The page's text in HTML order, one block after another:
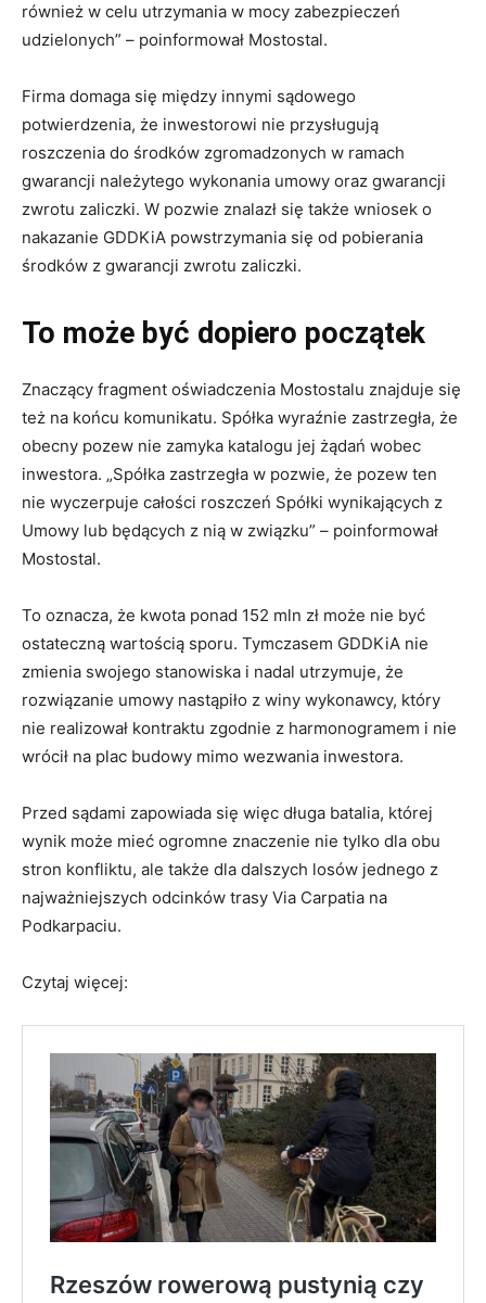
również w celu utrzymania w mocy zabezpieczeń
udzielonych” – poinformował Mostostal.
Firma domaga się między innymi sądowego
potwierdzenia, że inwestorowi nie przysługują
roszczenia do środków zgromadzonych w ramach
gwarancji należytego wykonania umowy oraz gwarancji
zwrotu zaliczki. W pozwie znalazł się także wniosek o
nakazanie GDDKiA powstrzymania się od pobierania
środków z gwarancji zwrotu zaliczki.
To może być dopiero początek
Znaczący fragment oświadczenia Mostostalu znajduje się
też na końcu komunikatu. Spółka wyraźnie zastrzegła, że
obecny pozew nie zamyka katalogu jej żądań wobec
inwestora. „Spółka zastrzegła w pozwie, że pozew ten
nie wyczerpuje całości roszczeń Spółki wynikających z
Umowy lub będących z nią w związku” – poinformował
Mostostal.
To oznacza, że kwota ponad 152 mln zł może nie być
ostateczną wartością sporu. Tymczasem GDDKiA nie
zmienia swojego stanowiska i nadal utrzymuje, że
rozwiązanie umowy nastąpiło z winy wykonawcy, który
nie realizował kontraktu zgodnie z harmonogramem i nie
wrócił na plac budowy mimo wezwania inwestora.
Przed sądami zapowiada się więc długa batalia, której
wynik może mieć ogromne znaczenie nie tylko dla obu
stron konfliktu, ale także dla dalszych losów jednego z
najważniejszych odcinków trasy Via Carpatia na
Podkarpaciu.
Czytaj więcej: